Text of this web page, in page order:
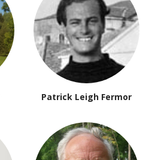
Patrick Leigh Fermor